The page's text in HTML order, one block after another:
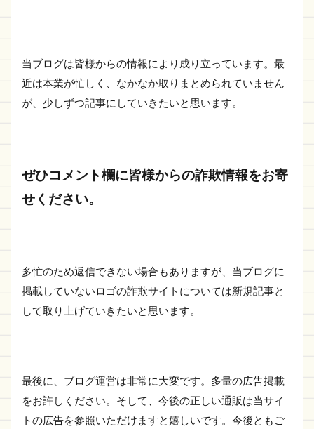
当ブログは皆様からの情報により成り立っています。最
近は本業が忙しく、なかなか取りまとめられていません
が、少しずつ記事にしていきたいと思います。
ぜひコメント欄に皆様からの詐欺情報をお寄
せください。
多忙のため返信できない場合もありますが、当ブログに
掲載していないロゴの詐欺サイトについては新規記事と
して取り上げていきたいと思います。
最後に、ブログ運営は非常に大変です。多量の広告掲載
をお許しください。そして、今後の正しい通販は当サイ
トの広告を参照いただけますと嬉しいです。今後ともご